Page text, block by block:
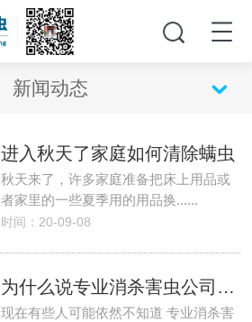
新闻动态
进入秋天了家庭如何清除螨虫
秋天来了，许多家庭准备把床上用品或
者家里的一些夏季用的用品换......
时间：20-09-08
为什么说专业消杀害虫公司，可以保障人们的健康
现在有些人可能依然不知道 专业消杀害